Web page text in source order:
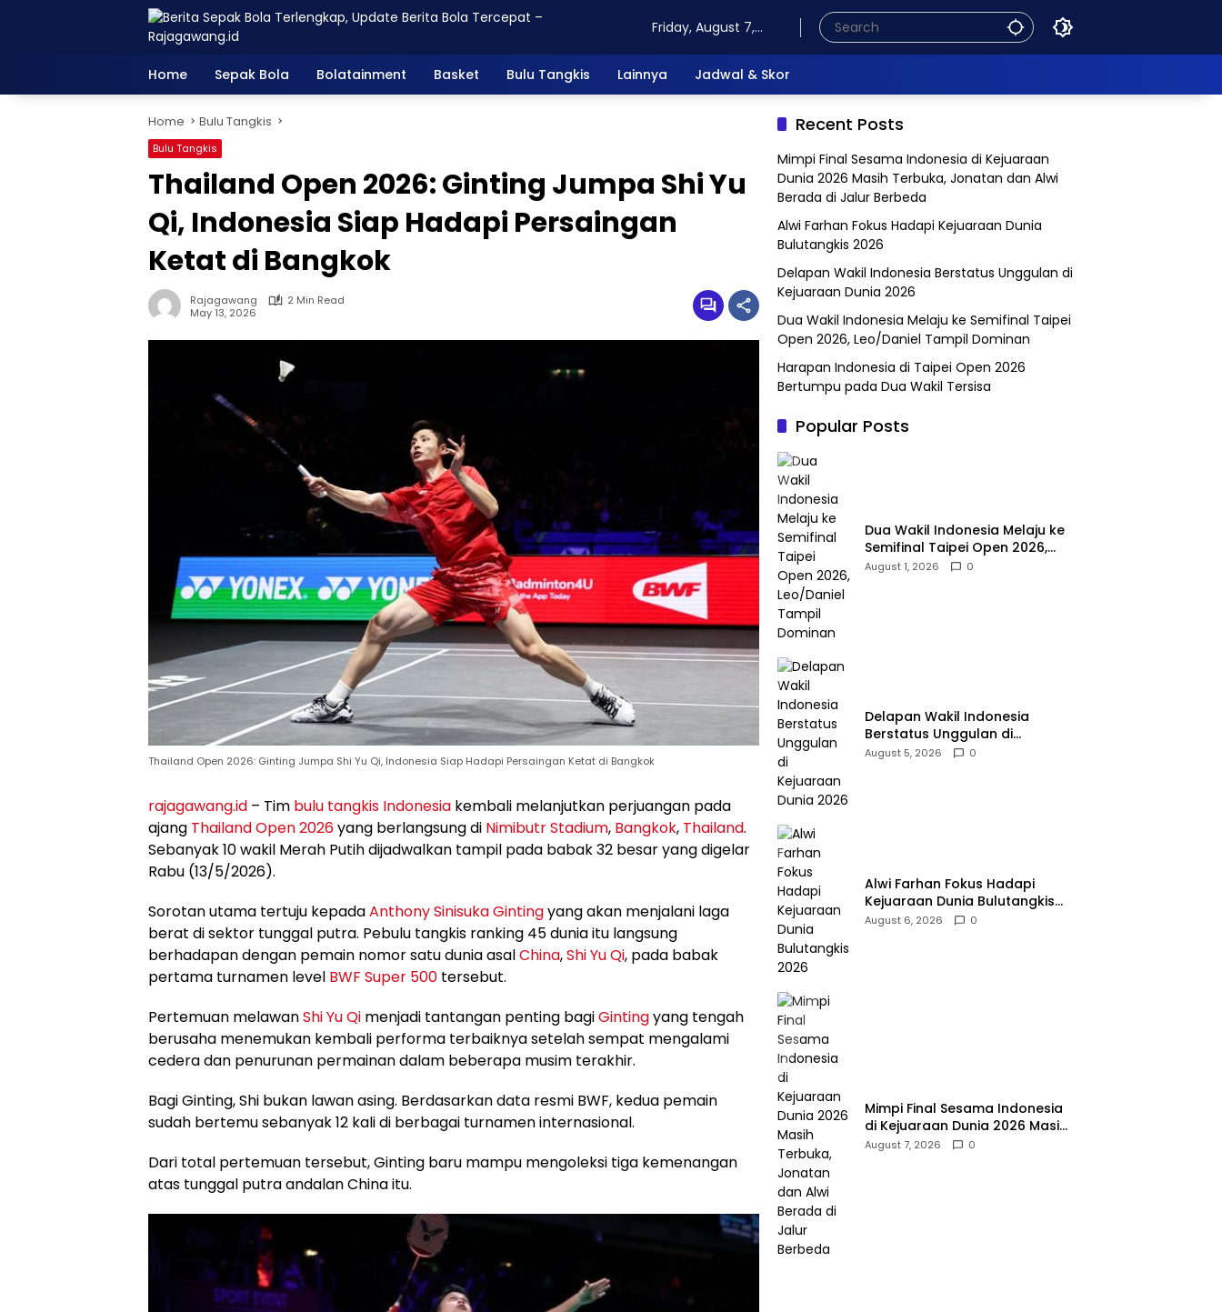
Friday, August 7,
Home
Sepak Bola Bolatainment Basket Bulu Tangkis Lainnya Jadwal & Skor
Home Bulu Tangkis
Bulu Tangkis
Thailand Open 2026: Ginting Jumpa Shi Yu
Qi, Indonesia Siap Hadapi Persaingan
Ketat di Bangkok
Rajagawang
2 Min Read
May 13, 2026
Thailand Open 2026: Ginting Jumpa Shi Yu Qi, Indonesia Siap Hadapi Persaingan Ketat di Bangkok
rajagawang.id – Tim bulu tangkis Indonesia kembali melanjutkan perjuangan pada
ajang Thailand Open 2026yang berlangsung di Nimibutr Stadium, Bangkok, Thailand.
Sebanyak 10 wakil Merah Putih dijadwalkan tampil pada babak 32 besar yang digelar
Rabu (13/5/2026).
Sorotan utama tertuju kepadaAnthony Sinisuka Gintingyang akan menjalani laga
berat di sektor tunggal putra. Pebulu tangkis ranking 45 dunia itu langsung
berhadapan dengan pemain nomor satu dunia asalChina,Shi Yu Qi, pada babak
pertama turnamen level BWF Super 500 tersebut.
Pertemuan melawanShi Yu Qi menjadi tantangan penting bagiGintingyang tengah
berusaha menemukan kembali performa terbaiknya setelah sempat mengalami
cedera dan penurunan permainan dalam beberapa musim terakhir.
Bagi Ginting, Shi bukan lawan asing. Berdasarkan data resmi BWF, kedua pemain
sudah bertemu sebanyak 12 kali di berbagai turnamen internasional.
Dari total pertemuan tersebut, Ginting baru mampu mengoleksi tiga kemenangan
atas tunggal putra andalan China itu.
Recent Posts
Mimpi Final Sesama Indonesia di Kejuaraan
Dunia 2026 Masih Terbuka, Jonatan dan Alwi
Berada di Jalur Berbeda
Alwi Farhan Fokus Hadapi Kejuaraan Dunia
Bulutangkis 2026
Delapan Wakil Indonesia Berstatus Unggulan di
Kejuaraan Dunia 2026
Dua Wakil Indonesia Melaju ke Semifinal Taipei
Open 2026, Leo/Daniel Tampil Dominan
Harapan Indonesia di Taipei Open 2026
Bertumpu pada Dua Wakil Tersisa
Popular Posts
Dua Wakil Indonesia Melaju ke
Semifinal Taipei Open 2026,
Leo/Daniel Tampil Dominan
August 1, 2026 0
Delapan Wakil Indonesia
Berstatus Unggulan di
Kejuaraan Dunia 2026
August 5, 2026 0
Alwi Farhan Fokus Hadapi
Kejuaraan Dunia Bulutangkis
2026
August 6, 2026 0
Mimpi Final Sesama Indonesia
di Kejuaraan Dunia 2026 Masih
Terbuka, Jonatan dan Alwi
August 7, 2026 0